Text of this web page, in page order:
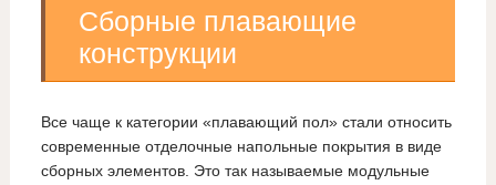
Сборные плавающие
конструкции
Все чаще к категории «плавающий пол» стали относить
современные отделочные напольные покрытия в виде
сборных элементов. Это так называемые модульные